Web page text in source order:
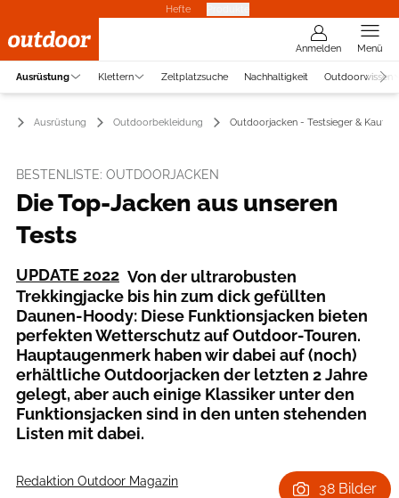
Hefte
Anmelden Menü
Ausrüstung Klettern Zeltplatzsuche Nachhaltigkeit Outdoorwissen
Ausrüstung Outdoorbekleidung Outdoorjacken - Testsieger &
BESTENLISTE: OUTDOORJACKEN
Die Top-Jacken aus unseren
Tests
UPDATE 2022 Von der ultrarobusten
Trekkingjacke bis hin zum dick gefüllten
Daunen-Hoody: Diese Funktionsjacken bieten
perfekten Wetterschutz auf Outdoor-Touren.
Hauptaugenmerk haben wir dabei auf (noch)
erhältliche Outdoorjacken der letzten 2 Jahre
gelegt, aber auch einige Klassiker unter den
Funktionsjacken sind in den unten stehenden
Listen mit dabei.
Redaktion Outdoor Magazin
38 Bilder